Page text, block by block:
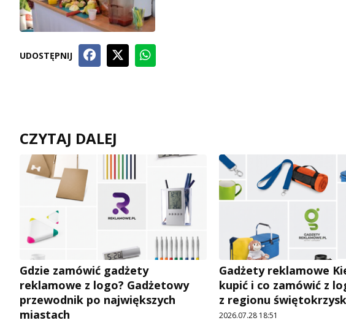
UDOSTĘPNIJ
CZYTAJ DALEJ
Gdzie zamówić gadżety
reklamowe z logo? Gadżetowy
przewodnik po największych
miastach
Gadżety reklamowe
kupić i co zamówić z
z regionu
2026.07.28 18:51